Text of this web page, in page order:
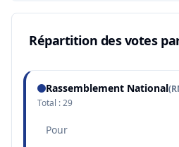
Répartition des votes
Rassemblement National(
Total :29
Pour